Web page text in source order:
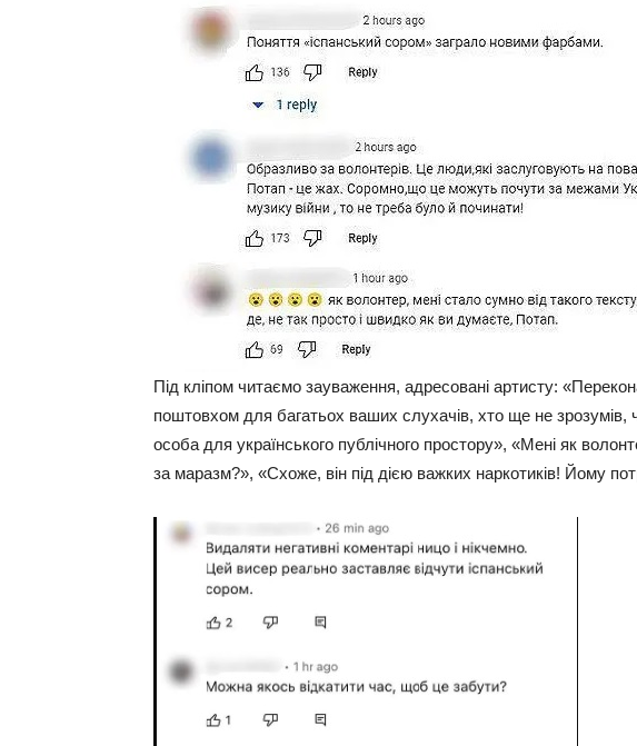
Під кліпом читаємо зауваження, адресовані артисту:
поштовхом для багатьох ваших слухачів, хто ще не зрозумів,
особа для українського публічного простору», «Мені як
за маразм?», «Схоже, він під дією важких наркотиків! Йому